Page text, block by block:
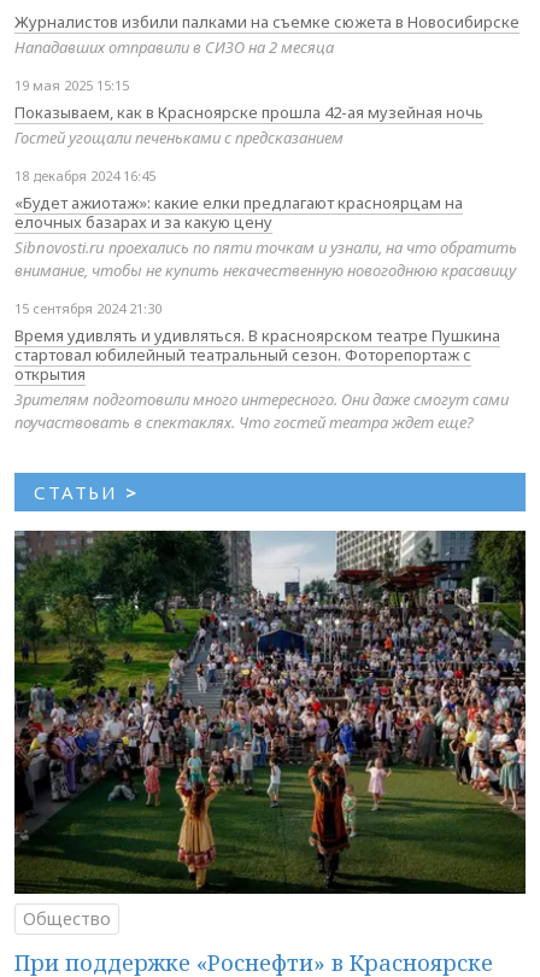
Журналистов избили палками на съемке сюжета в Новосибирске
Нападавших отправили в СИЗО на 2 месяца
19 мая 2025 15:15
Показываем, как в Красноярске прошла 42-ая музейная ночь
Гостей угощали печеньками с предсказанием
18 декабря 2024 16:45
«Будет ажиотаж»: какие елки предлагают красноярцам на
елочных базарах и за какую цену
Sibnovosti.ru проехались по пяти точкам и узнали, на что обратить
внимание, чтобы не купить некачественную новогоднюю красавицу
15 сентября 2024 21:30
Время удивлять и удивляться. В красноярском театре Пушкина
стартовал юбилейный театральный сезон. Фоторепортаж с
открытия
Зрителям подготовили много интересного. Они даже смогут сами
поучаствовать в спектаклях. Что гостей театра ждет еще?
СТАТЬИ >
Общество
При поддержке «Роснефти» в Красноярске